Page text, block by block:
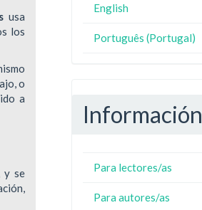
usa
los
o
a
y se
English
Português (Portugal)
Información
Para lectores/as
Para autores/as